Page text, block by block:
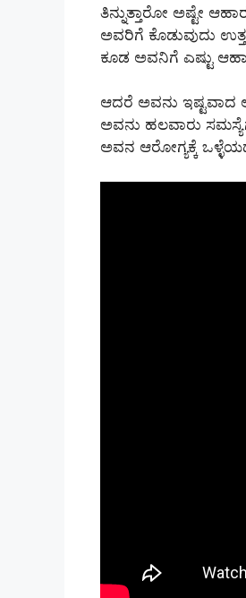
ತಿನ್ನುತ್ತಾರೋ ಅಷ್ಟೇ
ಅವರಿಗೆ ಕೊಡುವುದು
ಕೂಡ ಅವನಿಗೆ ಎಷ್ಟು
ಆದರೆ ಅವನು ಇಷ್ಟವಾದ
ಅವನು ಹಲವಾರು
ಅವನ ಆರೋಗ್ಯಕ್ಕೆ